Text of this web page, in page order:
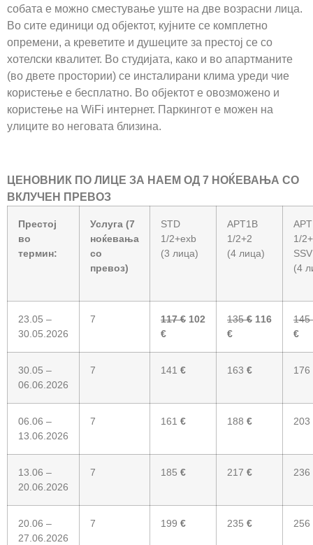
собата е можно сместување уште на две возрасни лица.
Во сите единици од објектот, кујните се комплетно
опремени, а креветите и душеците за престој се со
хотелски квалитет. Во студијата, како и во апартманите
(во двете простории) се инсталирани клима уреди чие
користење е бесплатно. Во објектот е овозможено и
користење на WiFi интернет. Паркингот е можен на
улиците во неговата близина.
ЦЕНОВНИК ПО ЛИЦЕ ЗА НАЕМ ОД 7 НОЌЕВАЊА СО
ВКЛУЧЕН ПРЕВОЗ
Престој
во
термин:
Услуга (7
ноќевања
со
превоз)
STD
1/2+exb
(3 лица)
APT1B
1/2+2
(4 лица)
1/
SSV
(4
23.05 –
30.05.2026
7 117€ 102
€
135€ 116
€
145
€
30.05 –
06.06.2026
7 141 € 163 € 176
06.06 –
13.06.2026
7 161 € 188 € 203
13.06 –
20.06.2026
7 185 € 217 € 236
20.06 –
27.06.2026
7 199 € 235 € 256